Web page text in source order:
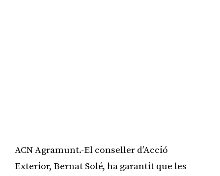
ACN Agramunt.-El conseller d’Acció
Exterior, Bernat Solé, ha garantit que les